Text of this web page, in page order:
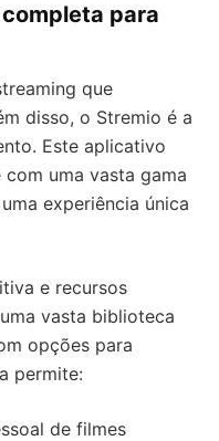
para
que
disso, o Stremio é a
Este aplicativo
uma vasta gama
experiência única
e recursos
vasta biblioteca
opções para
permite:
de filmes